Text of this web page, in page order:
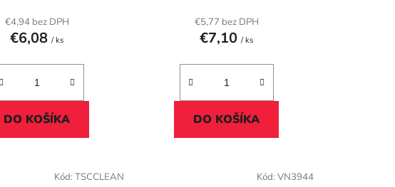
€4,94 bez DPH
€6,08/ ks
DO KOŠÍKA
€5,77 bez DPH
€7,10/ ks
DO KOŠÍKA
Kód: TSCCLEAN Kód: VN3944